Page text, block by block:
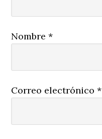
Nombre*
Correo electrónico*